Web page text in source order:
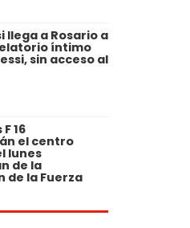
llega a Rosario a
íntimo
sin acceso al
16
el centro
lunes
de la
de la Fuerza